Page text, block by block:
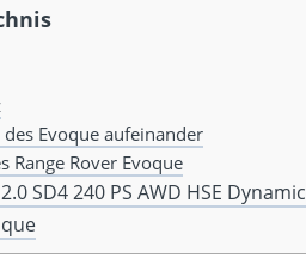
Evoque aufeinander
Rover Evoque
SD4 240 PS AWD HSE Dynamic